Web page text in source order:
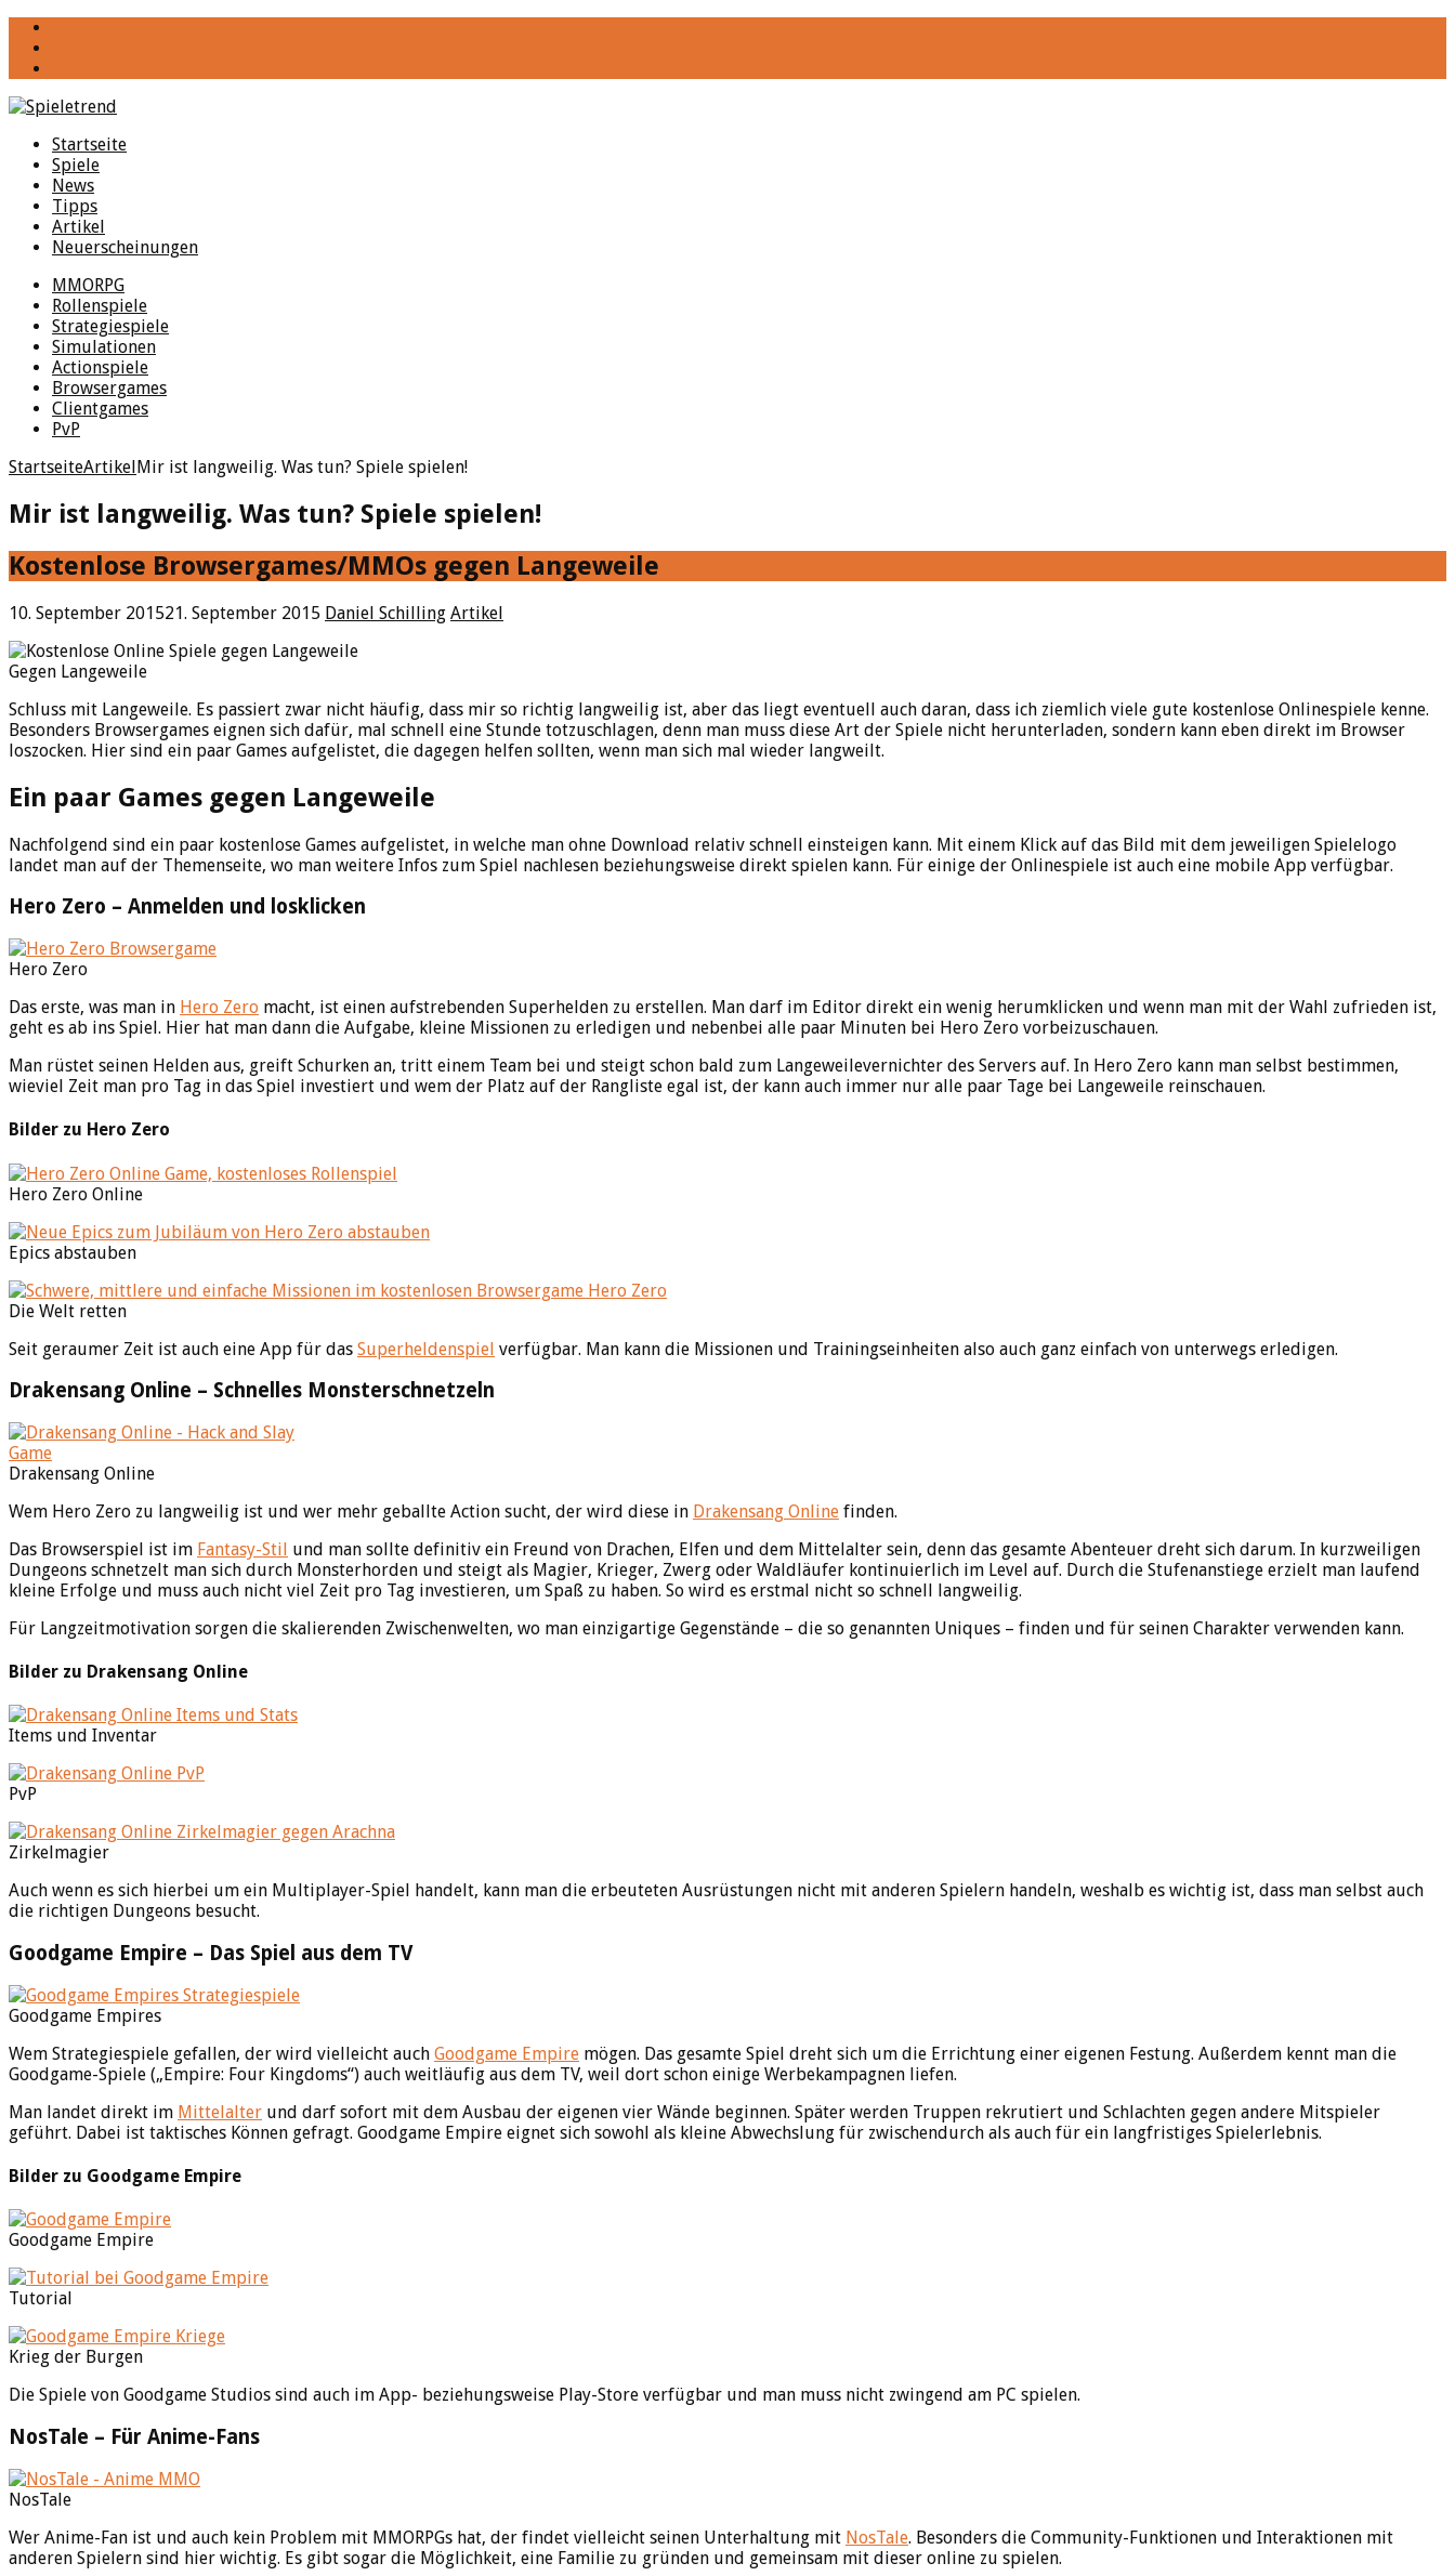
Startseite
Spiele
News
Tipps
Artikel
Neuerscheinungen
MMORPG
Rollenspiele
Strategiespiele
Simulationen
Actionspiele
Browsergames
Clientgames
PvP
StartseiteArtikelMir ist langweilig. Was tun? Spiele spielen!
Mir ist langweilig. Was tun? Spiele spielen!
Kostenlose Browsergames/MMOs gegen Langeweile
10. September 201521. September 2015 Daniel Schilling Artikel
Gegen Langeweile
Schluss mit Langeweile. Es passiert zwar nicht häufig, dass mir so richtig langweilig ist, aber das liegt eventuell auch daran, dass ich ziemlich viele gute kostenlose Onlinespiele kenne.
Besonders Browsergames eignen sich dafür, mal schnell eine Stunde totzuschlagen, denn man muss diese Art der Spiele nicht herunterladen, sondern kann eben direkt im Browser
loszocken. Hier sind ein paar Games aufgelistet, die dagegen helfen sollten, wenn man sich mal wieder langweilt.
Ein paar Games gegen Langeweile
Nachfolgend sind ein paar kostenlose Games aufgelistet, in welche man ohne Download relativ schnell einsteigen kann. Mit einem Klick auf das Bild mit dem jeweiligen Spielelogo
landet man auf der Themenseite, wo man weitere Infos zum Spiel nachlesen beziehungsweise direkt spielen kann. Für einige der Onlinespiele ist auch eine mobile App verfügbar.
Hero Zero – Anmelden und losklicken
Hero Zero
Das erste, was man in Hero Zero macht, ist einen aufstrebenden Superhelden zu erstellen. Man darf im Editor direkt ein wenig herumklicken und wenn man mit der Wahl zufrieden ist,
geht es ab ins Spiel. Hier hat man dann die Aufgabe, kleine Missionen zu erledigen und nebenbei alle paar Minuten bei Hero Zero vorbeizuschauen.
Man rüstet seinen Helden aus, greift Schurken an, tritt einem Team bei und steigt schon bald zum Langeweilevernichter des Servers auf. In Hero Zero kann man selbst bestimmen,
wieviel Zeit man pro Tag in das Spiel investiert und wem der Platz auf der Rangliste egal ist, der kann auch immer nur alle paar Tage bei Langeweile reinschauen.
Bilder zu Hero Zero
Hero Zero Online
Epics abstauben
Die Welt retten
Seit geraumer Zeit ist auch eine App für das Superheldenspiel verfügbar. Man kann die Missionen und Trainingseinheiten also auch ganz einfach von unterwegs erledigen.
Drakensang Online – Schnelles Monsterschnetzeln
Drakensang Online
Wem Hero Zero zu langweilig ist und wer mehr geballte Action sucht, der wird diese in Drakensang Online finden.
Das Browserspiel ist im Fantasy-Stil und man sollte definitiv ein Freund von Drachen, Elfen und dem Mittelalter sein, denn das gesamte Abenteuer dreht sich darum. In kurzweiligen
Dungeons schnetzelt man sich durch Monsterhorden und steigt als Magier, Krieger, Zwerg oder Waldläufer kontinuierlich im Level auf. Durch die Stufenanstiege erzielt man laufend
kleine Erfolge und muss auch nicht viel Zeit pro Tag investieren, um Spaß zu haben. So wird es erstmal nicht so schnell langweilig.
Für Langzeitmotivation sorgen die skalierenden Zwischenwelten, wo man einzigartige Gegenstände – die so genannten Uniques – finden und für seinen Charakter verwenden kann.
Bilder zu Drakensang Online
Items und Inventar
PvP
Zirkelmagier
Auch wenn es sich hierbei um ein Multiplayer-Spiel handelt, kann man die erbeuteten Ausrüstungen nicht mit anderen Spielern handeln, weshalb es wichtig ist, dass man selbst auch
die richtigen Dungeons besucht.
Goodgame Empire – Das Spiel aus dem TV
Goodgame Empires
Wem Strategiespiele gefallen, der wird vielleicht auch Goodgame Empire mögen. Das gesamte Spiel dreht sich um die Errichtung einer eigenen Festung. Außerdem kennt man die
Goodgame-Spiele („Empire: Four Kingdoms“) auch weitläufig aus dem TV, weil dort schon einige Werbekampagnen liefen.
Man landet direkt im Mittelalter und darf sofort mit dem Ausbau der eigenen vier Wände beginnen. Später werden Truppen rekrutiert und Schlachten gegen andere Mitspieler
geführt. Dabei ist taktisches Können gefragt. Goodgame Empire eignet sich sowohl als kleine Abwechslung für zwischendurch als auch für ein langfristiges Spielerlebnis.
Bilder zu Goodgame Empire
Goodgame Empire
Tutorial
Krieg der Burgen
Die Spiele von Goodgame Studios sind auch im App- beziehungsweise Play-Store verfügbar und man muss nicht zwingend am PC spielen.
NosTale – Für Anime-Fans
NosTale
Wer Anime-Fan ist und auch kein Problem mit MMORPGs hat, der findet vielleicht seinen Unterhaltung mit NosTale. Besonders die Community-Funktionen und Interaktionen mit
anderen Spielern sind hier wichtig. Es gibt sogar die Möglichkeit, eine Familie zu gründen und gemeinsam mit dieser online zu spielen.